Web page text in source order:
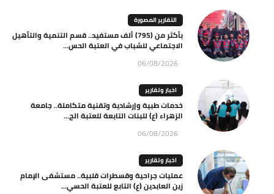
التقارير المصورة
بأكثر من (795) ألف مستفيد.. قسم التنمية والتأهيل
الاجتماعي للشباب في العتبة الحس...
06/08/2026
اخبار وتقارير
خدمات طبية وإرشادية وتقنية متكاملة.. جامعة
الزهراء (ع) للبنات التابعة للعتبة الح...
06/08/2026
اخبار وتقارير
عمليات جراحية وقسطرات قلبية.. مستشفى الإمام
زين العابدين (ع) التابع للعتبة الحسي...